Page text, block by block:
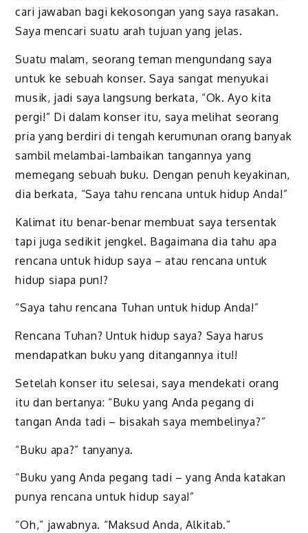
cari jawaban bagi kekosongan yang saya rasakan.
Saya mencari suatu arah tujuan yang jelas.
Suatu malam, seorang teman mengundang saya
untuk ke sebuah konser. Saya sangat menyukai
musik, jadi saya langsung berkata, “Ok. Ayo kita
pergi!” Di dalam konser itu, saya melihat seorang
pria yang berdiri di tengah kerumunan orang banyak
sambil melambai-lambaikan tangannya yang
memegang sebuah buku. Dengan penuh keyakinan,
dia berkata, “Saya tahu rencana untuk hidup Anda!”
Kalimat itu benar-benar membuat saya tersentak
tapi juga sedikit jengkel. Bagaimana dia tahu apa
rencana untuk hidup saya – atau rencana untuk
hidup siapa pun!?
“Saya tahu rencana Tuhan untuk hidup Anda!”
Rencana Tuhan? Untuk hidup saya? Saya harus
mendapatkan buku yang ditangannya itu!!
Setelah konser itu selesai, saya mendekati orang
itu dan bertanya: “Buku yang Anda pegang di
tangan Anda tadi – bisakah saya membelinya?”
“Buku apa?” tanyanya.
“Buku yang Anda pegang tadi – yang Anda katakan
punya rencana untuk hidup saya!”
“Oh,” jawabnya. “Maksud Anda, Alkitab.”